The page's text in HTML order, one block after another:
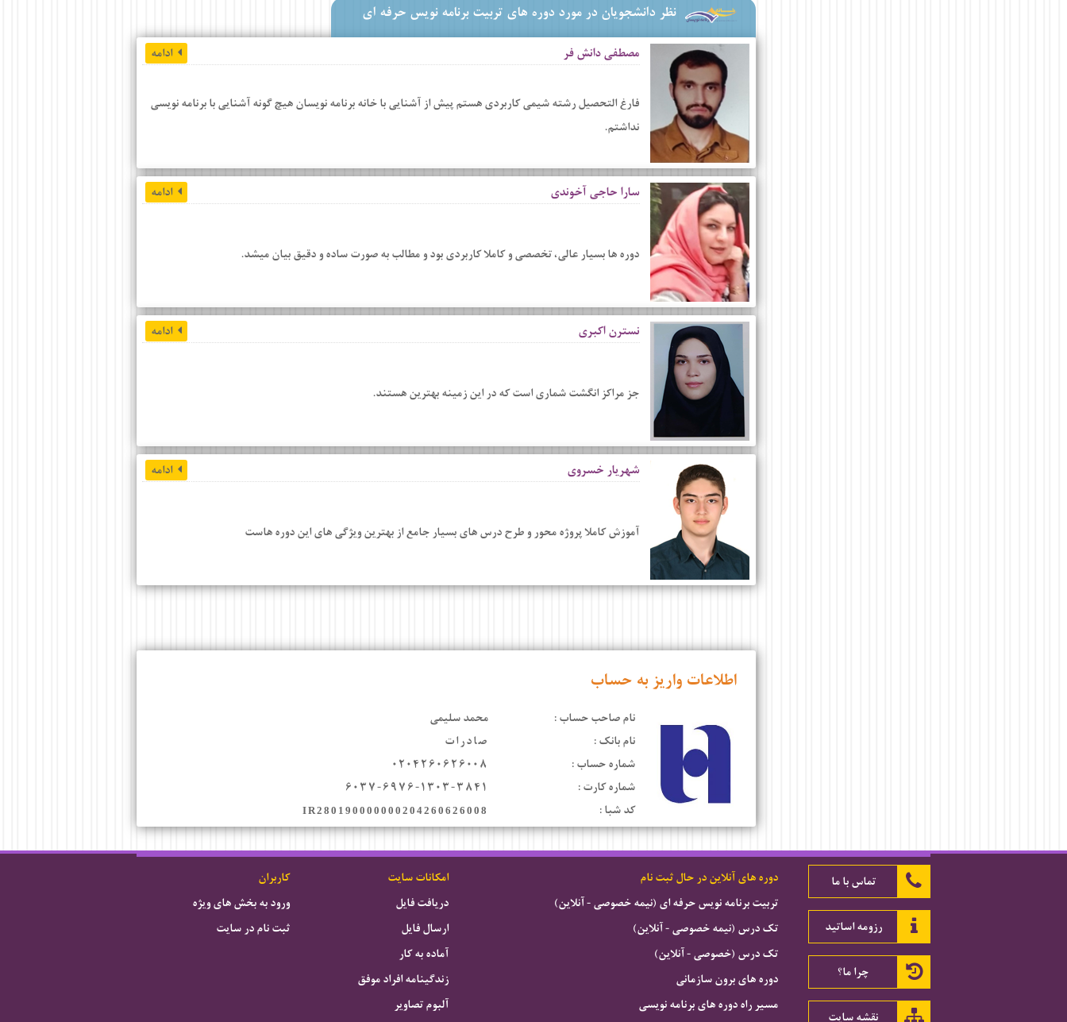
نظر دانشجویان در مورد دوره های تربیت برنامه نویس حرفه ای
مصطفی دانش فر ادامه
فارغ التحصیل رشته شیمی کاربردی هستم پیش از آشنایی با خانه برنامه نویسان هیچ گونه آشنایی با برنامه نویسی
نداشتم.
سارا حاجی آخوندی ادامه
دوره ها بسیار عالی، تخصصی و کاملا کاربردی بود و مطالب به صورت ساده و دقیق بیان میشد.
نسترن اکبری ادامه
جز مراکز انگشت شماری است که در این زمینه بهترین هستند.
شهریار خسروی ادامه
آموزش کاملا پروژه محور و طرح درس های بسیار جامع از بهترین ویژگی های این دوره هاست
اطلاعات واریز به حساب
نام صاحب حساب :
محمد سلیمی
نام بانک :
صادرات
شماره حساب :
۰۲۰۴۲۶۰۶۲۶۰۰۸
شماره کارت :
۶۰۳۷-۶۹۷۶-۱۳۰۳-۳۸۴۱
کد شبا :
IR280190000000204260626008
تماس با ما
رزومه اساتید
چرا ما؟
نقشه سایت
دوره های آنلاین در حال ثبت نام
تربیت برنامه نویس حرفه ای (نیمه خصوصی - آنلاین)
تک درس (نیمه خصوصی - آنلاین)
تک درس (خصوصی - آنلاین)
دوره های برون سازمانی
مسیر راه دوره های برنامه نویسی
امکانات سایت
دریافت فایل
ارسال فایل
آماده به کار
زندگینامه افراد موفق
آلبوم تصاویر
کاربران
ورود به بخش های ویژه
ثبت نام در سایت